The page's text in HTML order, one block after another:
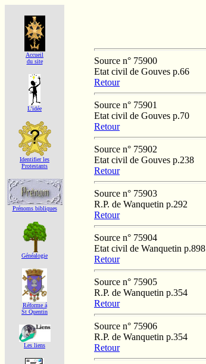
Accueil
du site
L'idée
Identifier les
Protestants
Prénoms bibliques
Généalogie
Réforme á
St Quentin
Les liens
Source n° 75900
Etat civil de Gouves p.66
Retour
Source n° 75901
Etat civil de Gouves p.70
Retour
Source n° 75902
Etat civil de Gouves p.238
Retour
Source n° 75903
R.P. de Wanquetin p.292
Retour
Source n° 75904
Etat civil de Wanquetin p.898
Retour
Source n° 75905
R.P. de Wanquetin p.354
Retour
Source n° 75906
R.P. de Wanquetin p.354
Retour